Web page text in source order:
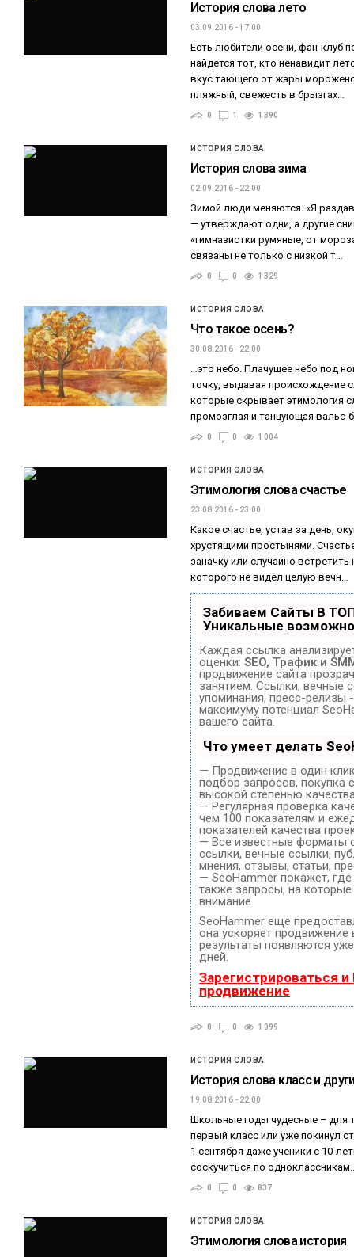
История слова лето
03.09.2016 - 17:00
Есть любители осени, фан-клуб
найдется тот, кто ненавидит
вкус тающего от жары
пляжный, свежесть в брызгах…
0 1 1 390
ИСТОРИЯ СЛОВА
История слова зима
02.09.2016 - 22:00
Зимой люди меняются. «Я
— утверждают одни, а другие
«гимназистки румяные, от
связаны не только с низкой т…
0 0 1 329
ИСТОРИЯ СЛОВА
Что такое осень?
30.08.2016 - 22:00
…это небо. Плачущее небо под
точку, выдавая происхождение
которые скрывает этимология
промозглая и танцующая вальс-
0 0 1 004
ИСТОРИЯ СЛОВА
Этимология слова счастье
23.08.2016 - 23:00
Какое счастье, устав за день,
хрустящими простынями.
заначку или случайно встретить
которого не видел целую вечн…
Забиваем Сайты В
Уникальные
Каждая ссылка
оценки:SEO, Трафик и
продвижение сайта
занятием. Ссылки, вечные
упоминания, пресс-релизы
максимуму потенциал
вашего сайта.
Что умеет делать
— Продвижение в один
подбор запросов, покупка
высокой степенью
— Регулярная проверка
чем 100 показателям и
показателей качества
— Все известные форматы
ссылки, вечные ссылки,
мнения, отзывы, статьи,
— SeoHammer покажет,
также запросы, на
внимание.
SeoHammer еще
она ускоряет продвижение
результаты появляются
дней.
Зарегистрироваться и
продвижение
0 0 1 099
ИСТОРИЯ СЛОВА
История слова класс и
19.08.2016 - 22:00
Школьные годы чудесные – для
первый класс или уже покинул
1 сентября даже ученики с 10-
соскучиться по
0 0 837
ИСТОРИЯ СЛОВА
Этимология слова история